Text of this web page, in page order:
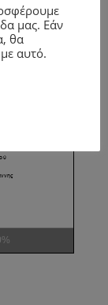
μας. Εάν
θα
αυτό.